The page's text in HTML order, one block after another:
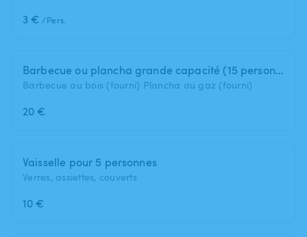
3 € /Pers.
Barbecue ou plancha grande capacité (15 personnes)
Barbecue au bois (fourni) Plancha au gaz (fourni)
20 €
Vaisselle pour 5 personnes
Verres, assiettes, couverts
10 €